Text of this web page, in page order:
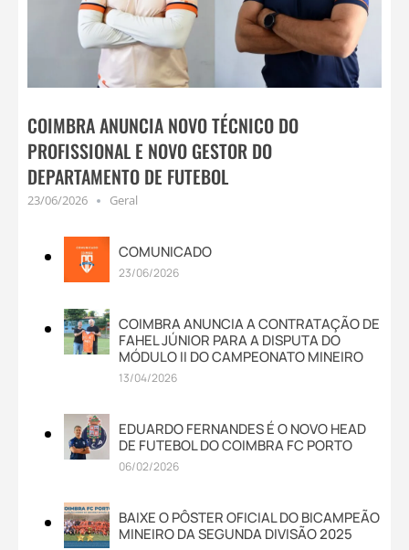
COIMBRA ANUNCIA NOVO TÉCNICO DO
PROFISSIONAL E NOVO GESTOR DO
DEPARTAMENTO DE FUTEBOL
23/06/2026 Geral
COMUNICADO
23/06/2026
COIMBRA ANUNCIA A CONTRATAÇÃO DE
FAHEL JÚNIOR PARA A DISPUTA DO
MÓDULO II DO CAMPEONATO MINEIRO
13/04/2026
EDUARDO FERNANDES É O NOVO HEAD
DE FUTEBOL DO COIMBRA FC PORTO
06/02/2026
BAIXE O PÔSTER OFICIAL DO BICAMPEÃO
MINEIRO DA SEGUNDA DIVISÃO 2025